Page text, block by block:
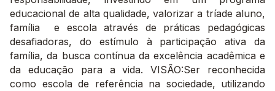
educacional de alta qualidade, valorizar a tríade aluno,
família e escola através de práticas pedagógicas
desafiadoras, do estímulo à participação ativa da
família, da busca contínua da excelência acadêmica e
da educação para a vida. VISÃO:Ser reconhecida
como escola de referência na sociedade, utilizando